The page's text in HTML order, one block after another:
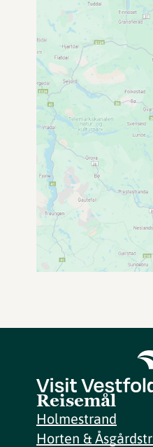
Reisemål
Holmestrand
Horten &